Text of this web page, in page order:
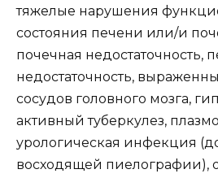
тяжелые нарушения
состояния печени или/и
почечная недостаточность,
недостаточность,
сосудов головного мозга,
активный туберкулез,
урологическая инфекция
восходящей пиелографии),